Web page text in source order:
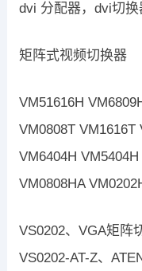
dvi 分配器，dvi切
矩阵式视频切换器
VM51616H
VM0808T VM1616T
VM6404H
VM0808HA
VS0202、VGA矩阵
VS0202-AT-Z、